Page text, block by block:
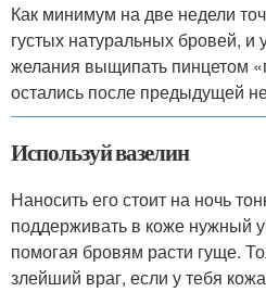
Как минимум на две недели
густых натуральных бровей, и
желания выщипать пинцетом
остались после предыдущей
Используй вазелин
Наносить его стоит на ночь
поддерживать в коже нужный
помогая бровям расти гуще.
злейший враг, если у тебя